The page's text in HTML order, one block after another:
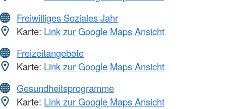
Freiwilliges Soziales Jahr
Karte: Link zur Google Maps Ansicht
Freizeitangebote
Karte: Link zur Google Maps Ansicht
Gesundheitsprogramme
Karte: Link zur Google Maps Ansicht